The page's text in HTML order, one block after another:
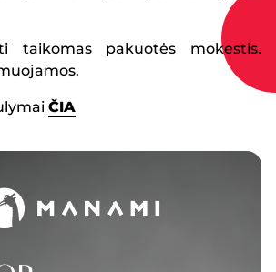
taikomas pakuotės mokestis.
ČIA